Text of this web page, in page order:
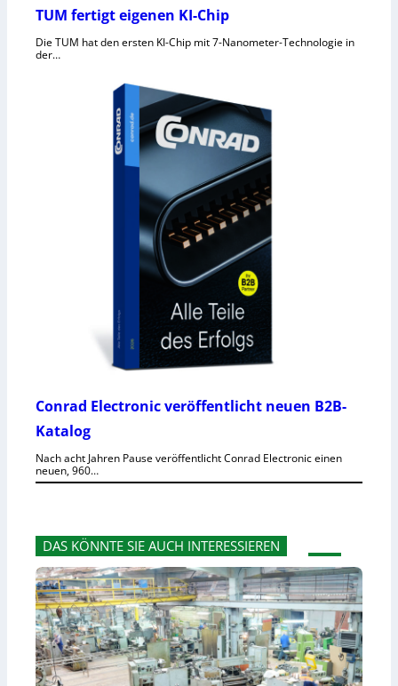
TUM fertigt eigenen KI-Chip
Die TUM hat den ersten KI-Chip mit 7-Nanometer-Technologie in
der…
Conrad Electronic veröffentlicht neuen B2B-
Katalog
Nach acht Jahren Pause veröffentlicht Conrad Electronic einen
neuen, 960…
DAS KÖNNTE SIE AUCH INTERESSIEREN